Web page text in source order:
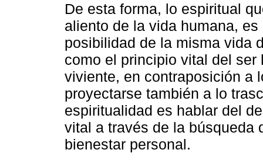
De esta forma, lo espiritual
aliento de la vida humana,
posibilidad de la misma vida
como el principio vital del
viviente, en contraposición a
proyectarse también a lo
espiritualidad es hablar del
vital a través de la búsqueda
bienestar personal.